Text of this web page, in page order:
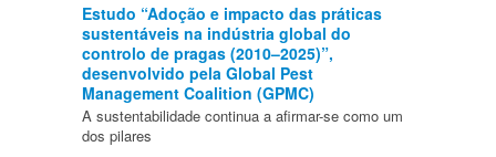
Estudo “Adoção e impacto das práticas
sustentáveis na indústria global do
controlo de pragas (2010–2025)”,
desenvolvido pela Global Pest
Management Coalition (GPMC)
A sustentabilidade continua a afirmar-se como um
dos pilares